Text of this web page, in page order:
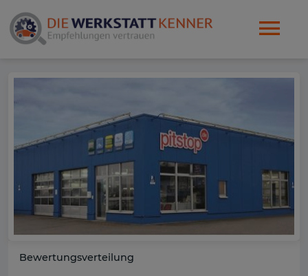
Bewertungsverteilung